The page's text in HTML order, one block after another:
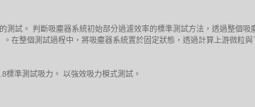
試。 判斷吸塵器系統初始部分過濾效率的標準測試方法，透過整個吸
在整個測試過程中，將吸塵器系統置於固定狀態，透過計算上游微粒
準測試吸力。 以強效吸力模式測試。